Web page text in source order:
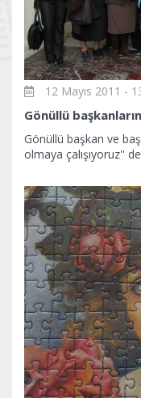
12 Mayıs 2011 -
Gönüllü
Gönüllü başkan ve
olmaya çalışıyoruz''